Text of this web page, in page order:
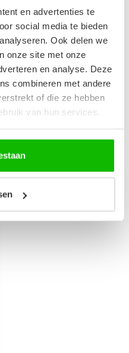
en advertenties te
social media te bieden
Ook delen we
onze site met onze
en analyse. Deze
combineren met andere
of die ze hebben
van hun services.
chroom -
- zwart
€64,95